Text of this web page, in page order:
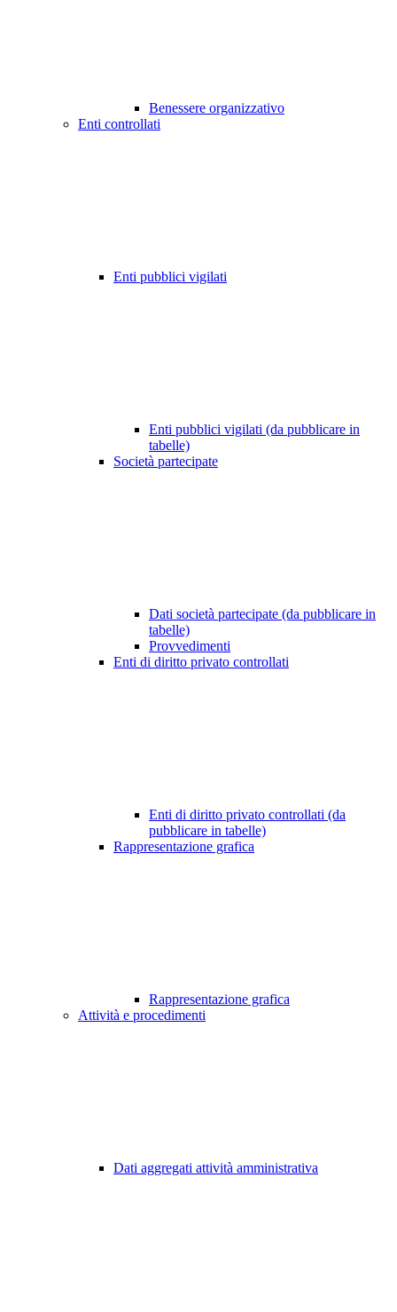
Benessere organizzativo
Enti controllati
Enti pubblici vigilati
Enti pubblici vigilati (da pubblicare in
tabelle)
Società partecipate
Dati società partecipate (da pubblicare in
tabelle)
Provvedimenti
Enti di diritto privato controllati
Enti di diritto privato controllati (da
pubblicare in tabelle)
Rappresentazione grafica
Rappresentazione grafica
Attività e procedimenti
Dati aggregati attività amministrativa